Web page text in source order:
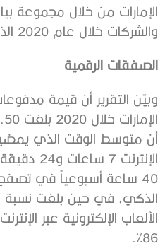
الإمارات من خلال مجموعة
والشركات خلال عام 2020 الذي شهد جائحة «كورونا».
الصفقات الرقمية
وبيّن التقرير أن قيمة
أن متوسط الوقت الذي
الإنترنت
40 ساعة أسبوعياً في تصفح
الذكي، في حين بلغت نسبة
الألعاب الإلكترونية عبر
86%.